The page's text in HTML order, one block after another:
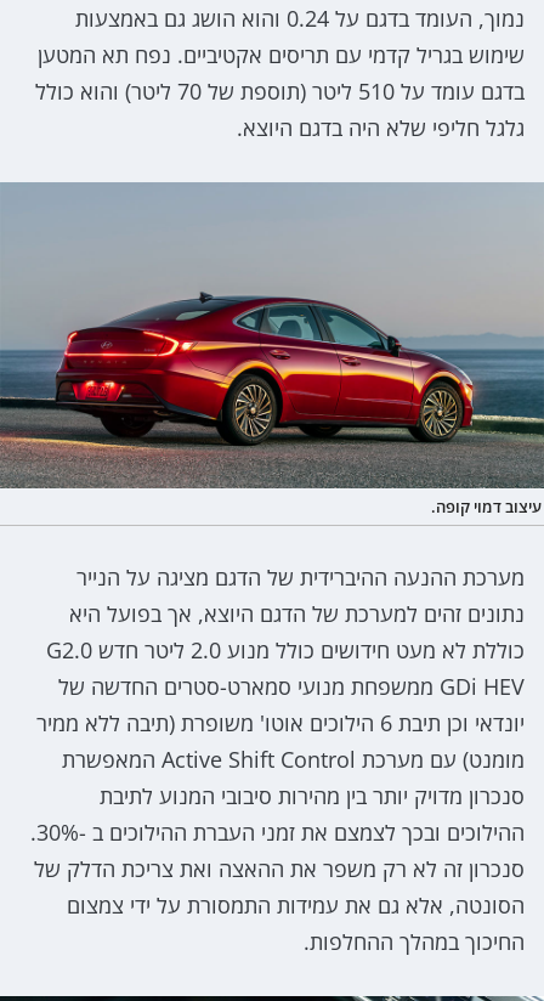
נמוך, העומד בדגם על 0.24 והוא הושג גם באמצעות
שימוש בגריל קדמי עם תריסים אקטיביים. נפח תא המטען
בדגם עומד על 510 ליטר (תוספת של 70 ליטר) והוא כולל
גלגל חליפי שלא היה בדגם היוצא.
עיצוב דמוי קופה.
מערכת ההנעה ההיברידית של הדגם מציגה על הנייר
נתונים זהים למערכת של הדגם היוצא, אך בפועל היא
כוללת לא מעט חידושים כולל מנוע 2.0 ליטר חדש G2.0
GDi HEV ממשפחת מנועי סמארט-סטרים החדשה של
יונדאי וכן תיבת 6 הילוכים אוטו' משופרת (תיבה ללא ממיר
מומנט) עם מערכת Active Shift Control המאפשרת
סנכרון מדויק יותר בין מהירות סיבובי המנוע לתיבת
ההילוכים ובכך לצמצם את זמני העברת ההילוכים ב -30%.
סנכרון זה לא רק משפר את ההאצה ואת צריכת הדלק של
הסונטה, אלא גם את עמידות התמסורת על ידי צמצום
החיכוך במהלך ההחלפות.